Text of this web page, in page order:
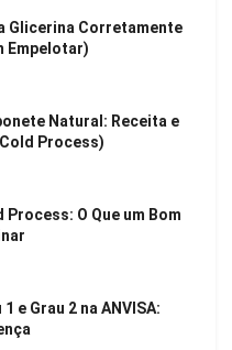
Glicerina Corretamente
Empelotar)
Natural: Receita e
Process)
O Que um Bom
e Grau 2 na ANVISA: